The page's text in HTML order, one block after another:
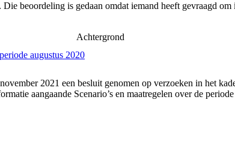
beoordeling is gedaan omdat iemand heeft gevraagd
Achtergrond
augustus 2020
2021 een besluit genomen op verzoeken in het
aangaande Scenario’s en maatregelen over de